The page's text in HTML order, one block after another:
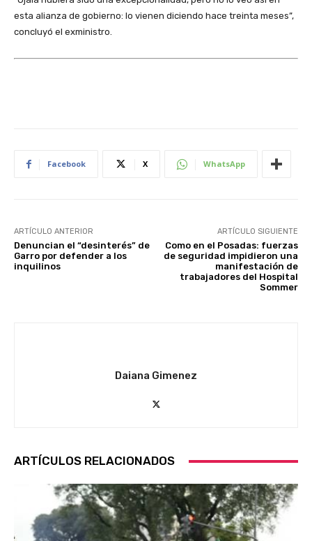
esta alianza de gobierno: lo vienen diciendo hace treinta meses”,
concluyó el exministro.
Facebook X WhatsApp
ARTÍCULO ANTERIOR
Denuncian el “desinterés” de
Garro por defender a los
inquilinos
ARTÍCULO SIGUIENTE
Como en el Posadas: fuerzas
de seguridad impidieron una
manifestación de
trabajadores del Hospital
Sommer
Daiana Gimenez
ARTÍCULOS RELACIONADOS